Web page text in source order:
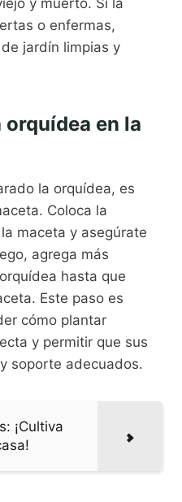
y muerto. Si la
o enfermas,
jardín limpias y
orquídea en la
la orquídea, es
Coloca la
maceta y asegúrate
agrega más
hasta que
Este paso es
cómo plantar
y permitir que sus
soporte adecuados.
¡Cultiva